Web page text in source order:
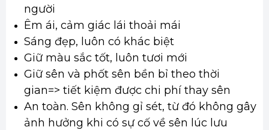
người
Êm ái, cảm giác lái thoải mái
Sáng đẹp, luôn có khác biệt
Giữ màu sắc tốt, luôn tươi mới
Giữ sên và phốt sên bền bỉ theo thời
gian=> tiết kiệm được chi phí thay sên
An toàn. Sên không gỉ sét, từ đó không gây
ảnh hưởng khi có sự cố về sên lúc lưu